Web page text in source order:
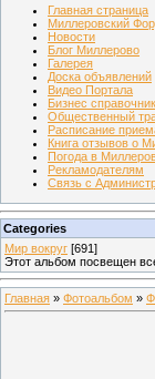
Главная страница
Миллеровский
Новости
Блог Миллерово
Галерея
Доска объявлений
Видео Портала
Бизнес справочник
Общественный
Расписание
Книга отзывов о
Погода в
Рекламодателям
Связь с
Categories
Мир вокруг [691]
Этот альбом посвещен
Главная » Фотоальбом »